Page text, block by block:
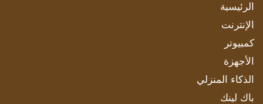
الرئيسية
الإنترنت
كمبيوتر
الأجهزة
الذكاء المنزلي
باك لينك